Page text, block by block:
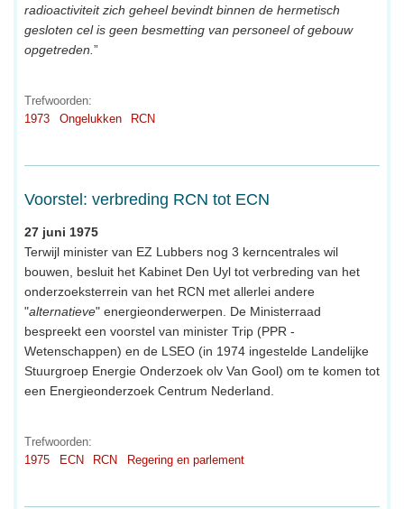
radioactiviteit zich geheel bevindt binnen de hermetisch
gesloten cel is geen besmetting van personeel of gebouw
opgetreden. ”
Trefwoorden:
1973
Ongelukken RCN
Voorstel: verbreding RCN tot ECN
27 juni 1975
Terwijl minister van EZ Lubbers nog 3 kerncentrales wil
bouwen, besluit het Kabinet Den Uyl tot verbreding van het
onderzoeksterrein van het RCN met allerlei andere
"alternatieve" energieonderwerpen. De Ministerraad
bespreekt een voorstel van minister Trip (PPR -
Wetenschappen) en de LSEO (in 1974 ingestelde Landelijke
Stuurgroep Energie Onderzoek olv Van Gool) om te komen tot
een Energieonderzoek Centrum Nederland.
Trefwoorden:
1975
ECN RCN Regering en parlement